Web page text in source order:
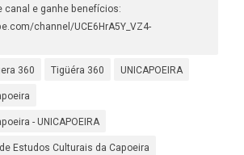
canal e ganhe benefícios:
channel/UCE6HrA5Y_VZ4-
360 Tigüéra 360 UNICAPOEIRA
- UNICAPOEIRA
Estudos Culturais da Capoeira